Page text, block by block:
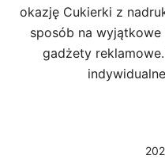
okazję Cukierki z
sposób na
gadżety